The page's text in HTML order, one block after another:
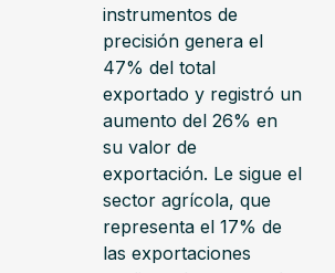
instrumentos de
precisión genera el
47% del total
exportado y registró un
aumento del 26% en
su valor de
exportación. Le sigue el
sector agrícola, que
representa el 17% de
las exportaciones